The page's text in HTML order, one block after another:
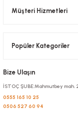
Müşteri Hizmetleri
Popüler Kategoriler
Bize Ulaşın
İSTOÇ ŞUBE:Mahmutbey mah.
0555 165 10 25
0506 527 60 94